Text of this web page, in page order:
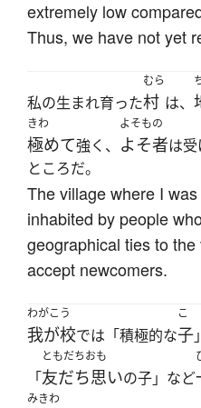
extremely low
Thus, we have not yet
私の生まれ育った
むら
村 は、
きわ
極めて強く、
よそもの
よそ者は
ところだ。
The village where I
inhabited by people
geographical ties to
accept newcomers.
わがこう
我が校では「積極的な
こ
子
「
ともだちおも
友だち思いの子」など
みきわ